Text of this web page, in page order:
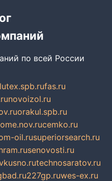
по всей России
fas.ru
novoizol.ru
orakul.spb.ru
cemko.ru
oil.rusuperiorsearch.ru
senovosti.ru
technosaratov.ru
227gp.ruwes-ex.ru